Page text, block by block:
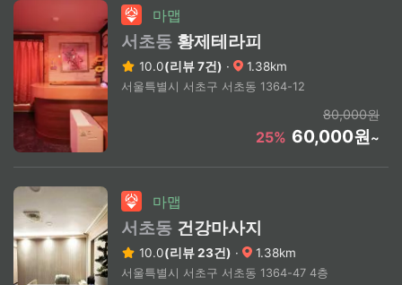
마맵
서초동 황제테라피
10.0(리뷰 7건) · 1.38km
서울특별시 서초구 서초동 1364-12
80,000원
25% 60,000원~
마맵
서초동 건강마사지
10.0(리뷰 23건) · 1.38km
서울특별시 서초구 서초동 1364-47 4층